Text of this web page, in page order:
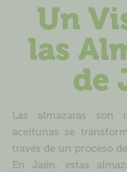
Un
las
de
Las almazaras son
aceitunas se
través de un proceso
En Jaén, estas